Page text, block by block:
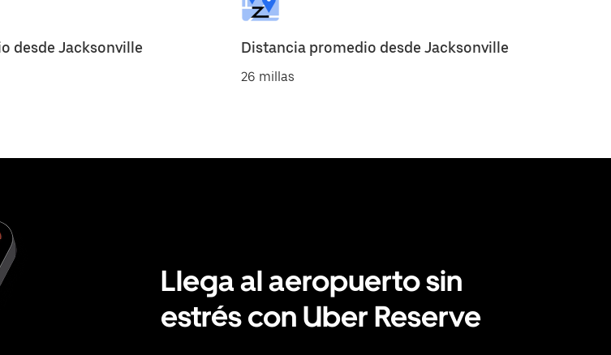
desde Jacksonville Distancia promedio desde Jacksonville
26 millas
Llega al aeropuerto sin
estrés con Uber Reserve